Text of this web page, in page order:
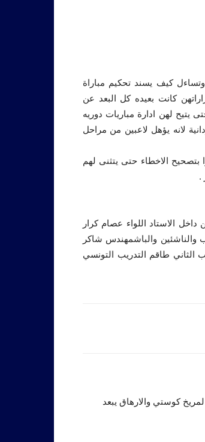
كيف يسند تحكيم مباراة
كانت بعيده كل البعد عن
يتيح لهن ادارة مباريات دوريه
لانه يؤهل لاعبين من مراحل
بتصحيح الاخطاء حتى يتثنى لهم
.
داخل الاستاد اللواء عصام كرار
والباشمهندس شاكر
الثاني طاقم التدريب التونسي
لمريخ كوستي والارهاق يبعد